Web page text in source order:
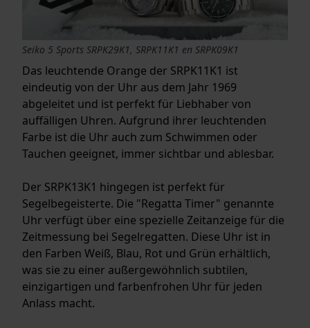
Seiko 5 Sports SRPK29K1, SRPK11K1 en SRPK09K1
Das leuchtende Orange der SRPK11K1 ist
eindeutig von der Uhr aus dem Jahr 1969
abgeleitet und ist perfekt für Liebhaber von
auffälligen Uhren. Aufgrund ihrer leuchtenden
Farbe ist die Uhr auch zum Schwimmen oder
Tauchen geeignet, immer sichtbar und ablesbar.
Der SRPK13K1 hingegen ist perfekt für
Segelbegeisterte. Die "Regatta Timer" genannte
Uhr verfügt über eine spezielle Zeitanzeige für die
Zeitmessung bei Segelregatten. Diese Uhr ist in
den Farben Weiß, Blau, Rot und Grün erhältlich,
was sie zu einer außergewöhnlich subtilen,
einzigartigen und farbenfrohen Uhr für jeden
Anlass macht.